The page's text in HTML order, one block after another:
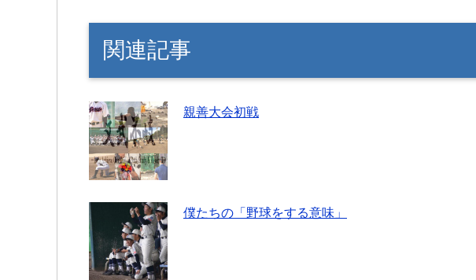
関連記事
親善大会初戦
僕たちの「野球をする意味」